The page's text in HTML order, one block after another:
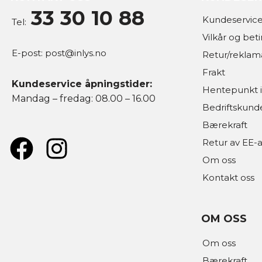
Tel: 33 30 10 88
E-post: post@inlys.no
Kundeservice åpningstider:
Mandag – fredag: 08.00 – 16.00
Vilkår og
Retur/
Frakt
Hentepunkt
Bærekraft
Retur av EE-
Om oss
Kontakt oss
OM OSS
Om oss